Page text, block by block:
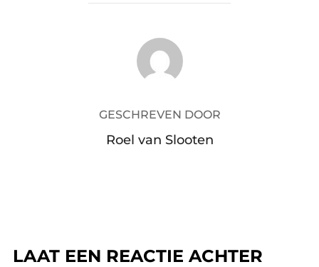
BERICHTAUTEUR
GESCHREVEN DOOR
Roel van Slooten
LAAT EEN REACTIE ACHTER